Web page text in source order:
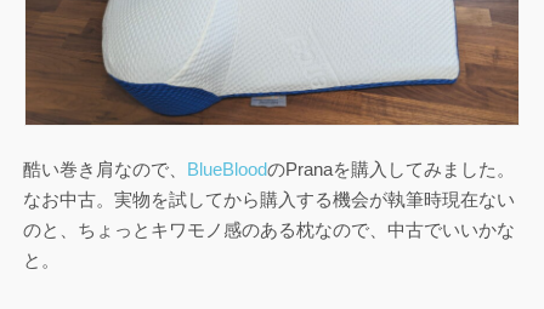
酷い巻き肩なので、 BlueBloodのPranaを購入してみました。
なお中古。実物を試してから購入する機会が執筆時現在ない
のと、ちょっとキワモノ感のある枕なので、中古でいいかな
と。